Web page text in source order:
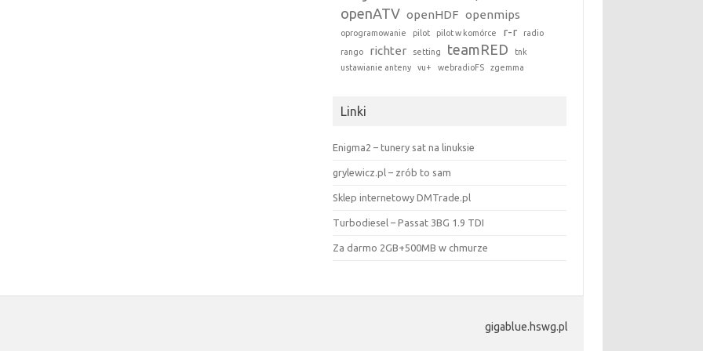
openATV openHDF openmips
oprogramowanie pilot pilot w komórce r-r
radio
rango
richter setting teamRED
tnk
ustawianie anteny
vu+ webradioFS zgemma
Linki
Enigma2 – tunery sat na linuksie
grylewicz.pl – zrób to sam
Sklep internetowy DMTrade.pl
Turbodiesel – Passat 3BG 1.9 TDI
Za darmo 2GB+500MB w chmurze
gigablue.hswg.pl